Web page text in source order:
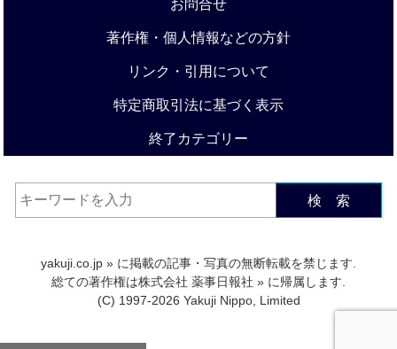
お問合せ
著作権・個人情報などの方針
リンク・引用について
特定商取引法に基づく表示
終了カテゴリー
検 索
yakuji.co.jp » に掲載の記事・写真の無断転載を禁じます.
総ての著作権は株式会社 薬事日報社 » に帰属します.
(C) 1997-2026 Yakuji Nippo, Limited